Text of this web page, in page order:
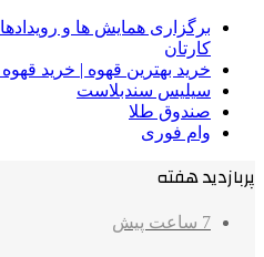
برگزاری همایش ها و
کارتان
خرید بهترین قهوه | خرید
سیلیس سندبلاست
صندوق طلا
وام فوری
پربازدید هفته
7 ساعت پیش